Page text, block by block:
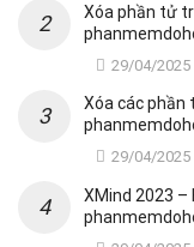
Xóa phần tử
29/04/2025
Xóa các phần
29/04/2025
XMind 2023 –